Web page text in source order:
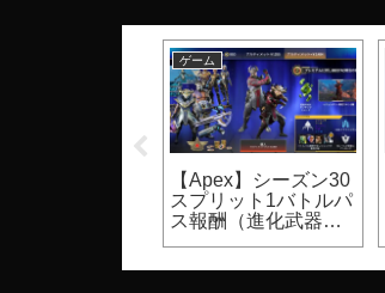
ゲーム
【Apex】シーズン30
スプリット1バトルパ
ス報酬（進化武器ス